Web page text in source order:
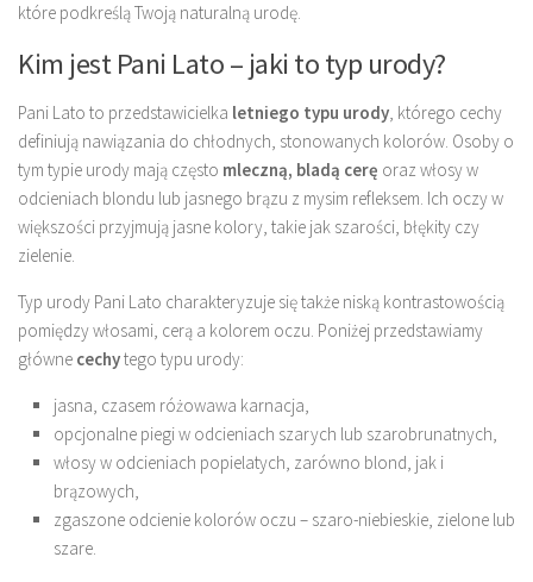
które podkreślą Twoją naturalną urodę.
Kim jest Pani Lato – jaki to typ urody?
Pani Lato to przedstawicielka letniego typu urody, którego cechy
definiują nawiązania do chłodnych, stonowanych kolorów. Osoby o
tym typie urody mają często mleczną, bladą cerę oraz włosy w
odcieniach blondu lub jasnego brązu z mysim refleksem. Ich oczy w
większości przyjmują jasne kolory, takie jak szarości, błękity czy
zielenie.
Typ urody Pani Lato charakteryzuje się także niską kontrastowością
pomiędzy włosami, cerą a kolorem oczu. Poniżej przedstawiamy
główne cechytego typu urody:
jasna, czasem różowawa karnacja,
opcjonalne piegi w odcieniach szarych lub szarobrunatnych,
włosy w odcieniach popielatych, zarówno blond, jak i
brązowych,
zgaszone odcienie kolorów oczu – szaro-niebieskie, zielone lub
szare.